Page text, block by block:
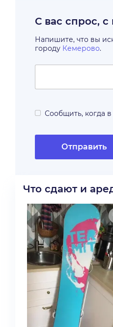
С вас спрос,
Напишите, что вы
городу Кемерово.
Сообщить, когда
Отправить
Что сдают и